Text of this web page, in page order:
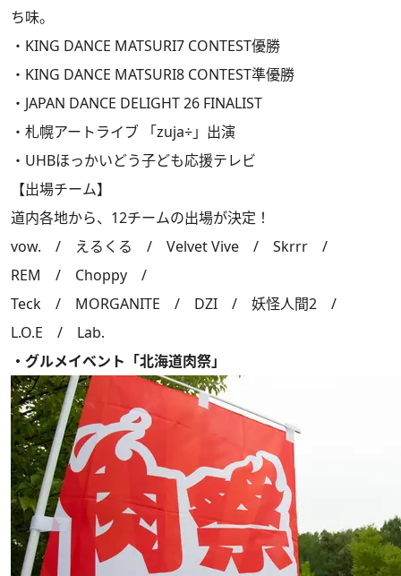
ち味。
・KING DANCE MATSURI7 CONTEST優勝
・KING DANCE MATSURI8 CONTEST準優勝
・JAPAN DANCE DELIGHT 26 FINALIST
・札幌アートライブ 「zuja÷」出演
・UHBほっかいどう子ども応援テレビ
【出場チーム】
道内各地から、12チームの出場が決定！
vow. / えるくる / Velvet Vive / Skrrr /
REM / Choppy /
Teck / MORGANITE / DZI / 妖怪人間2 /
L.O.E / Lab.
・ グルメイベント「北海道肉祭」